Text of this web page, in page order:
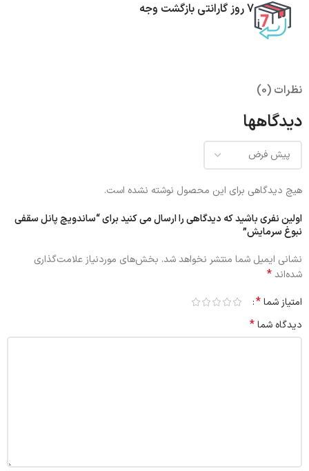
7 روز گارانتی بازگشت وجه
نظرات (0)
دیدگاهها
هیچ دیدگاهی برای این محصول نوشته نشده است.
اولین نفری باشید که دیدگاهی را ارسال می کنید برای “ساندویچ پانل سقفی
نبوغ سرمایش”
نشانی ایمیل شما منتشر نخواهد شد. بخش‌های موردنیاز علامت‌گذاری
شده‌اند*
امتیاز شما*
دیدگاه شما*